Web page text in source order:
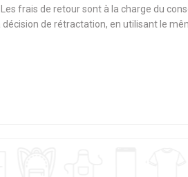
frais de retour sont à la charge du
de rétractation, en utilisant le